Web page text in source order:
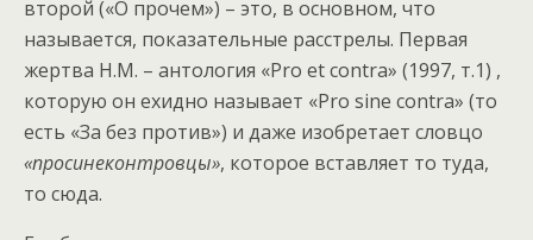
второй («О прочем») – это, в основном, что
называется, показательные расстрелы. Первая
жертва Н.М. – антология «Pro et contra» (1997, т.1) ,
которую он ехидно называет «Pro sine contra» (то
есть «За без против») и даже изобретает словцо
«просинеконтровцы», которое вставляет то туда,
то сюда.